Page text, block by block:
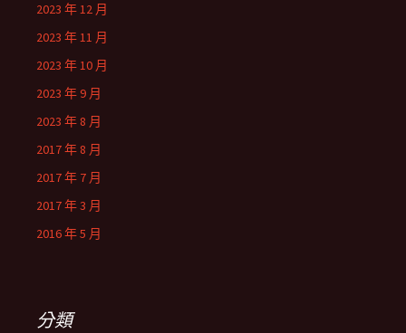
2023 年 12 月
2023 年 11 月
2023 年 10 月
2023 年 9 月
2023 年 8 月
2017 年 8 月
2017 年 7 月
2017 年 3 月
2016 年 5 月
分類